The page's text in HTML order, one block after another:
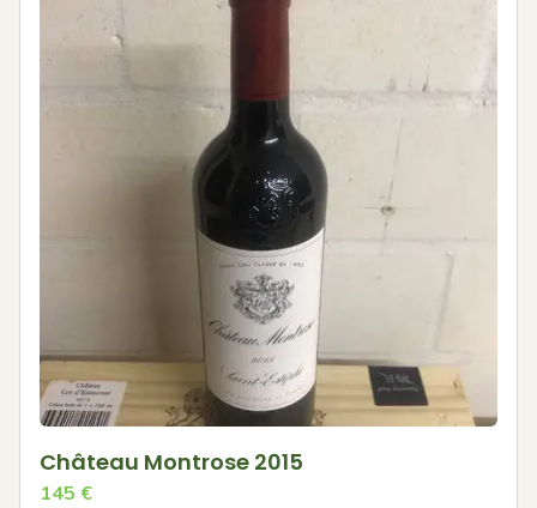
Château Montrose 2015
145 €